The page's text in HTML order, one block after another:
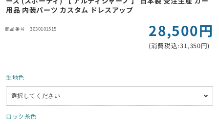
用品 内装パーツ カスタム ドレスアップ
3030101515 28,500円
(消費税込:31,350円)
生地色
ロック糸色